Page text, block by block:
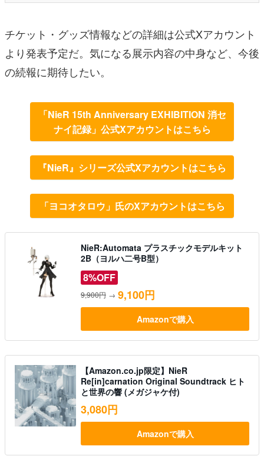
チケット・グッズ情報などの詳細は公式Xアカウント
より発表予定だ。気になる展示内容の中身など、今後
の続報に期待したい。
「NieR 15th Anniversary EXHIBITION 消セ
ナイ記録」公式Xアカウントはこちら
『NieR』シリーズ公式Xアカウントはこちら
「ヨコオタロウ」氏のXアカウントはこちら
NieR:Automata プラスチックモデルキット
2B（ヨルハ二号B型）
8%OFF
9,900円 → 9,100円
Amazonで購入
【Amazon.co.jp限定】NieR
Re[in]carnation Original Soundtrack ヒト
と世界の響 (メガジャケ付)
3,080円
Amazonで購入